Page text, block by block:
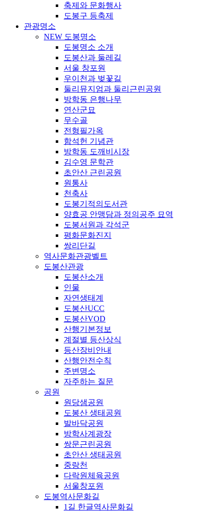
축제와 문화행사
도봉구 등축제
관광명소
NEW 도봉명소
도봉명소 소개
도봉산과 둘레길
서울 창포원
우이천과 벚꽃길
둘리뮤지엄과 둘리근린공원
방학동 은행나무
연산군묘
무수골
전형필가옥
함석헌 기념관
방학동 도깨비시장
김수영 문학관
초안산 근린공원
원통사
천축사
도봉기적의도서관
양효공 안맹담과 정의공주 묘역
도봉서원과 각석군
평화문화진지
쌍리단길
역사문화관광벨트
도봉산관광
도봉산소개
인물
자연생태계
도봉산UCC
도봉산VOD
산행기본정보
계절별 등산상식
등산장비안내
산행안전수칙
주변명소
자주하는 질문
공원
원당샘공원
도봉산 생태공원
발바닥공원
방학사계광장
쌍문근린공원
초안산 생태공원
중랑천
다락원체육공원
서울창포원
도봉역사문화길
1길 한글역사문화길